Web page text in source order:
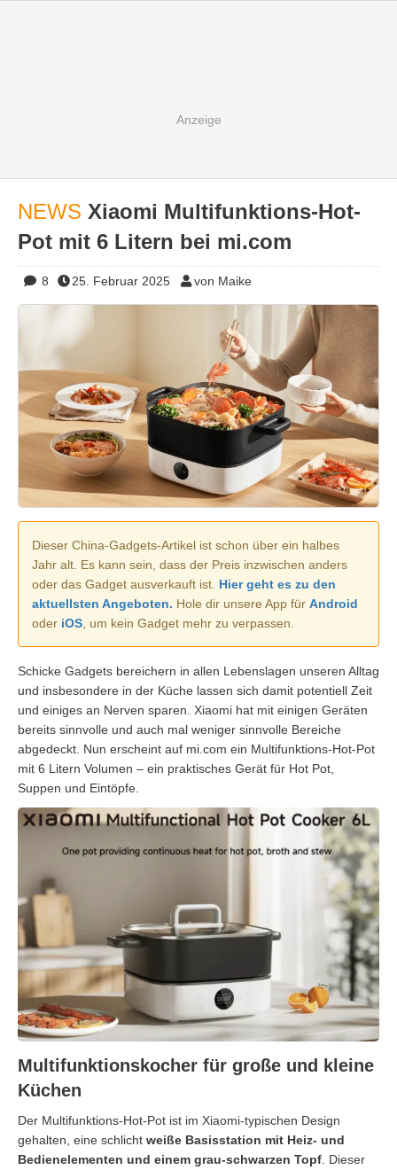
NEWS Xiaomi Multifunktions-Hot-
Pot mit 6 Litern bei mi.com
8 25. Februar 2025 von Maike
Dieser China-Gadgets-Artikel ist schon über ein halbes
Jahr alt. Es kann sein, dass der Preis inzwischen anders
oder das Gadget ausverkauft ist. Hier geht es zu den
aktuellsten Angeboten. Hole dir unsere App für Android
oder iOS, um kein Gadget mehr zu verpassen.
Schicke Gadgets bereichern in allen Lebenslagen unseren Alltag
und insbesondere in der Küche lassen sich damit potentiell Zeit
und einiges an Nerven sparen. Xiaomi hat mit einigen Geräten
bereits sinnvolle und auch mal weniger sinnvolle Bereiche
abgedeckt. Nun erscheint auf mi.com ein Multifunktions-Hot-Pot
mit 6 Litern Volumen – ein praktisches Gerät für Hot Pot,
Suppen und Eintöpfe.
Multifunktionskocher für große und kleine
Küchen
Der Multifunktions-Hot-Pot ist im Xiaomi-typischen Design
gehalten, eine schlicht weiße Basisstation mit Heiz- und
Bedienelementen und einem grau-schwarzen Topf . Dieser